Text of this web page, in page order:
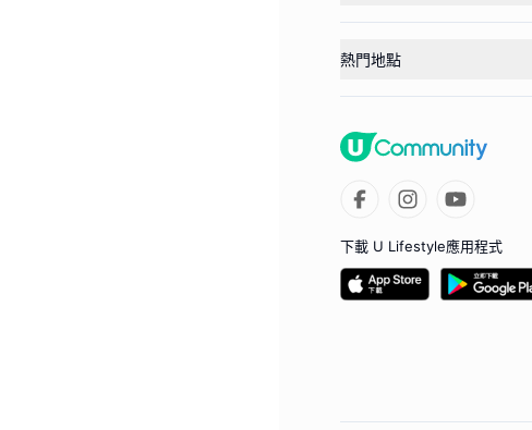
熱門地點
下載 U Lifestyle應用程式